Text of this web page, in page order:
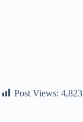
Post Views: 4,823